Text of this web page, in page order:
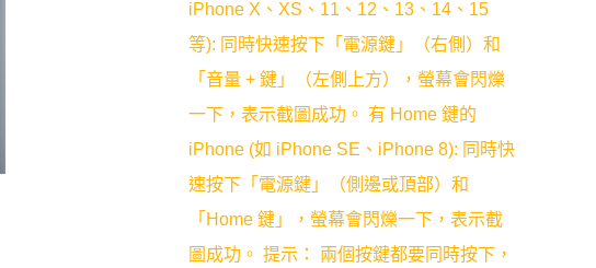
iPhone X、XS、11、12、13、14、15
等): 同時快速按下「電源鍵」（右側）和
「音量 + 鍵」（左側上方），螢幕會閃爍
一下，表示截圖成功。 有 Home 鍵的
iPhone (如 iPhone SE、iPhone 8): 同時快
速按下「電源鍵」（側邊或頂部）和
「Home 鍵」，螢幕會閃爍一下，表示截
圖成功。 提示： 兩個按鍵都要同時按下，